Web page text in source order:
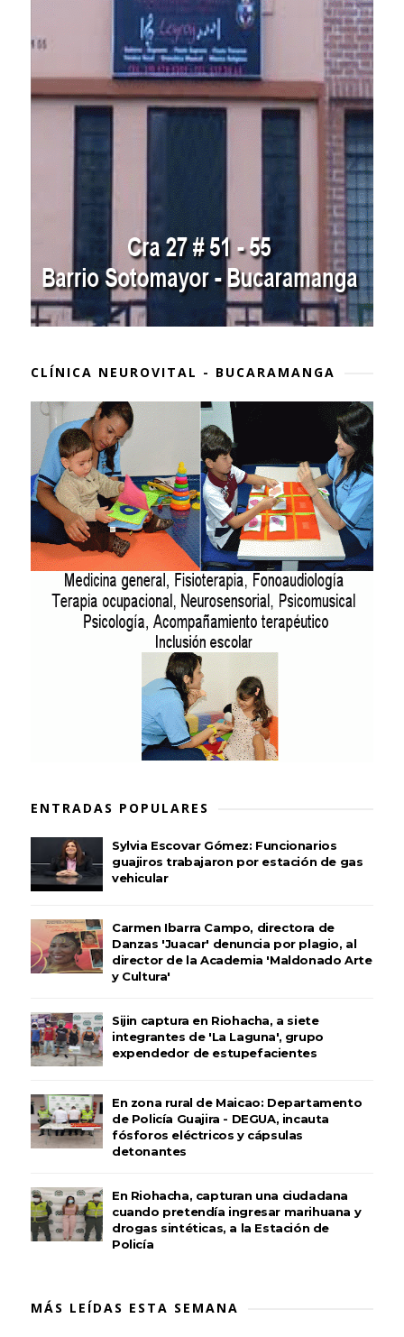
CLÍNICA NEUROVITAL - BUCARAMANGA
ENTRADAS POPULARES
Sylvia Escovar Gómez: Funcionarios
guajiros trabajaron por estación de gas
vehicular
Carmen Ibarra Campo, directora de
Danzas 'Juacar' denuncia por plagio, al
director de la Academia 'Maldonado Arte
y Cultura'
Sijin captura en Riohacha, a siete
integrantes de 'La Laguna', grupo
expendedor de estupefacientes
En zona rural de Maicao: Departamento
de Policía Guajira - DEGUA, incauta
fósforos eléctricos y cápsulas
detonantes
En Riohacha, capturan una ciudadana
cuando pretendía ingresar marihuana y
drogas sintéticas, a la Estación de
Policía
MÁS LEÍDAS ESTA SEMANA